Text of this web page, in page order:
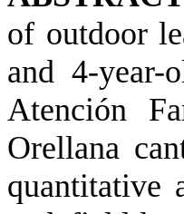
of outdoor
and 4-
Atención
Orellana
quantitative